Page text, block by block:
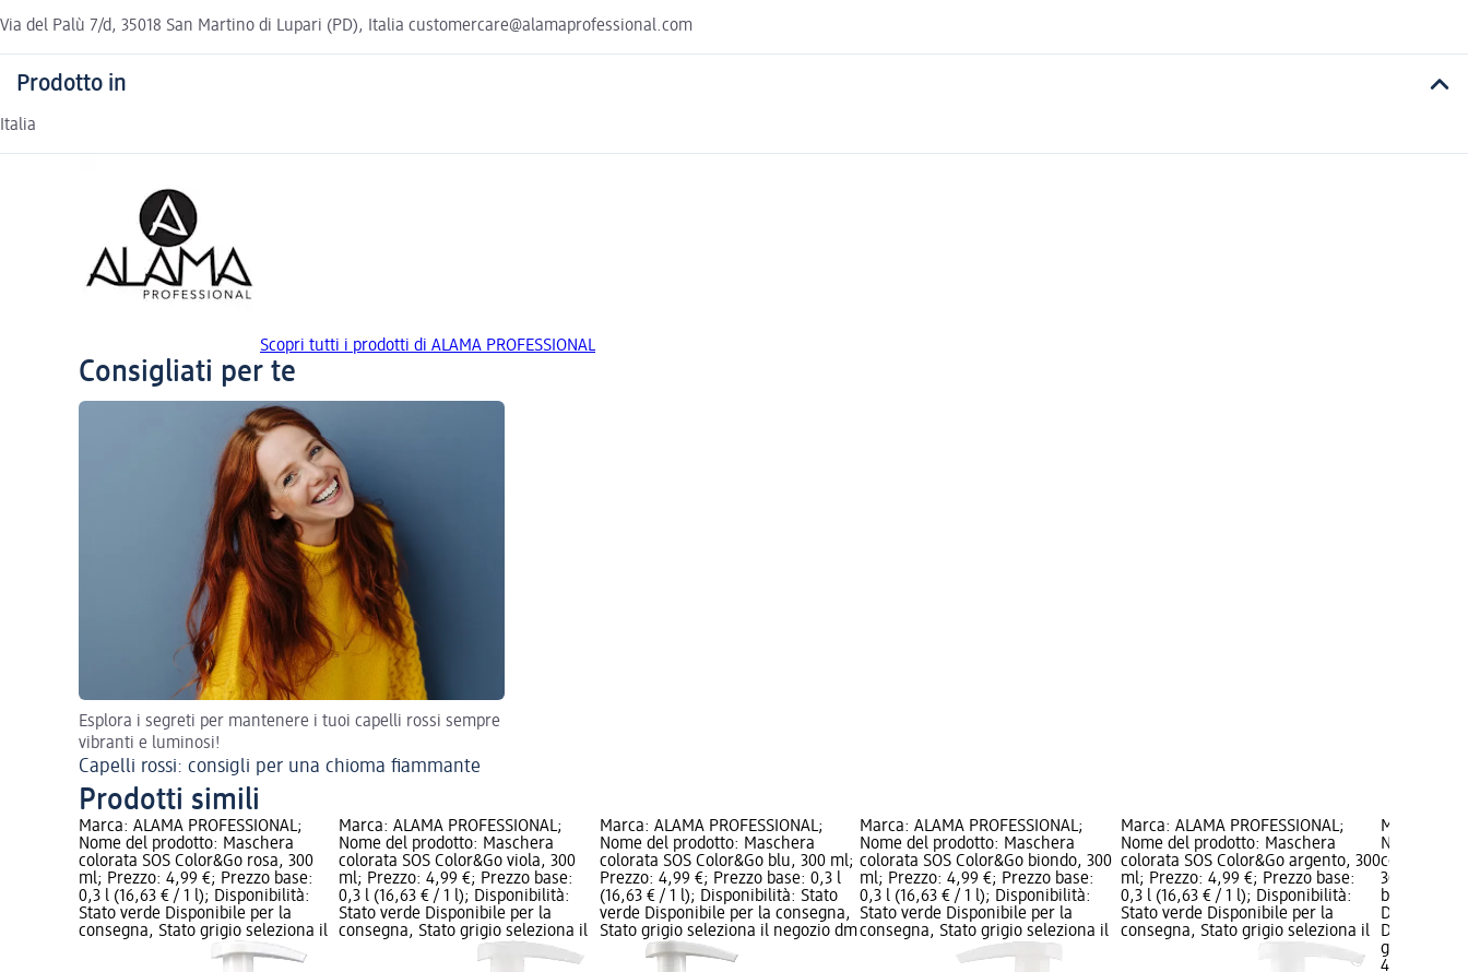
Via del Palù 7/d, 35018 San Martino di Lupari (PD), Italia customercare@alamaprofessional.com
Prodotto in
Italia
Scopri tutti i prodotti di ALAMA PROFESSIONAL
Consigliati per te
Esplora i segreti per mantenere i tuoi capelli rossi sempre
vibranti e luminosi!
Capelli rossi: consigli per una chioma fiammante
Prodotti simili
Marca: ALAMA PROFESSIONAL;
Nome del prodotto: Maschera
colorata SOS Color&Go rosa, 300
ml; Prezzo: 4,99 €; Prezzo base:
0,3 l (16,63 € / 1 l); Disponibilità:
Stato verde Disponibile per la
consegna, Stato grigio seleziona il
Marca: ALAMA PROFESSIONAL;
Nome del prodotto: Maschera
colorata SOS Color&Go viola, 300
ml; Prezzo: 4,99 €; Prezzo base:
0,3 l (16,63 € / 1 l); Disponibilità:
Stato verde Disponibile per la
consegna, Stato grigio seleziona il
Marca: ALAMA PROFESSIONAL;
Nome del prodotto: Maschera
colorata SOS Color&Go blu, 300 ml;
Prezzo: 4,99 €; Prezzo base: 0,3 l
(16,63 € / 1 l); Disponibilità: Stato
verde Disponibile per la consegna,
Stato grigio seleziona il negozio dm
Marca: ALAMA PROFESSIONAL;
Nome del prodotto: Maschera
colorata SOS Color&Go biondo, 300
ml; Prezzo: 4,99 €; Prezzo base:
0,3 l (16,63 € / 1 l); Disponibilità:
Stato verde Disponibile per la
consegna, Stato grigio seleziona il
Marca: ALAMA PROFESSIONAL;
Nome del prodotto: Maschera
colorata SOS Color&Go argento, 300
ml; Prezzo: 4,99 €; Prezzo base:
0,3 l (16,63 € / 1 l); Disponibilità:
Stato verde Disponibile per la
consegna, Stato grigio seleziona il
Marca:
Nome del
colorata
300 ml;
base: 0,3 l
Disponibile
grigio
4,99 €